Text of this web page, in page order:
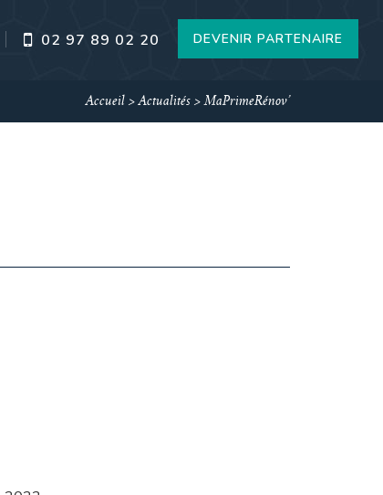
02 97 89 02 20 DEVENIR PARTENAIRE
Accueil >Actualités >MaPrimeRénov’